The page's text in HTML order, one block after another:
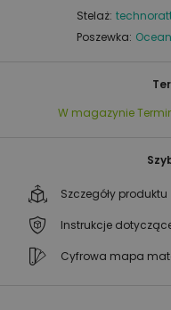
Stelaż:
Poszewka:
W magazynie
Szczegóły produktu
Instrukcje
Cyfrowa mapa